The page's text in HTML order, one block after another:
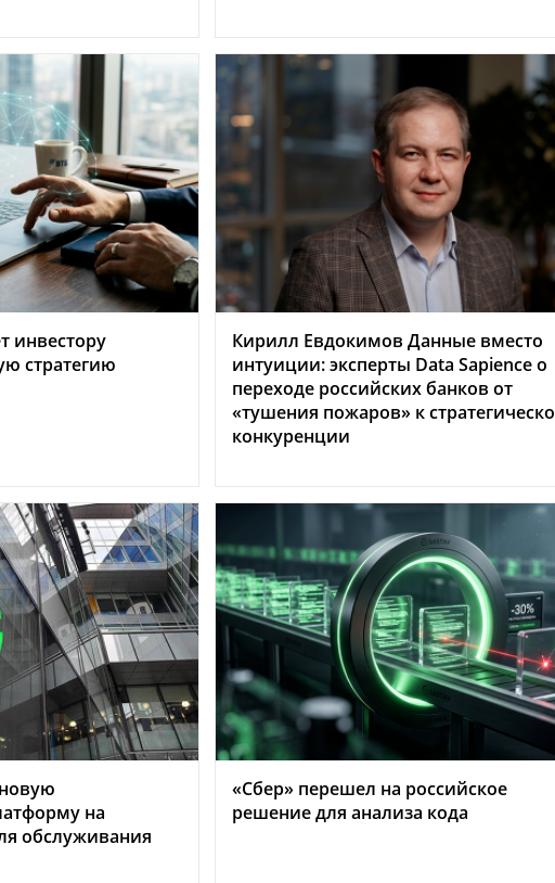
инвестору
стратегию
Кирилл Евдокимов Данные вместо
интуиции: эксперты Data Sapience о
переходе российских банков от
«тушения пожаров» к
конкуренции
на
обслуживания
«Сбер» перешел на российское
решение для анализа кода